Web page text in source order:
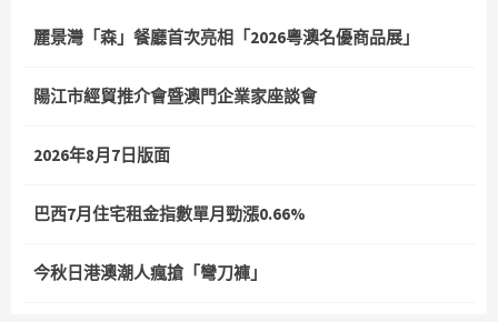
麗景灣「森」餐廳首次亮相「2026粵澳名優商品展」
陽江市經貿推介會暨澳門企業家座談會
2026年8月7日版面
巴西7月住宅租金指數單月勁漲0.66%
今秋日港澳潮人瘋搶「彎刀褲」